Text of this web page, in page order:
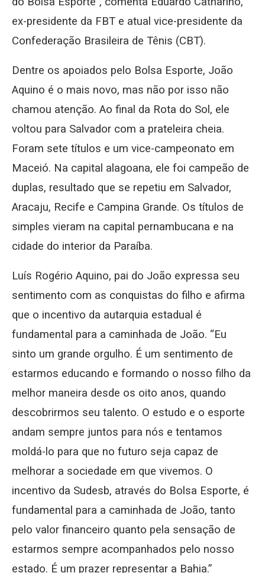
ex-presidente da FBT e atual vice-presidente da
Confederação Brasileira de Tênis (CBT).
Dentre os apoiados pelo Bolsa Esporte, João
Aquino é o mais novo, mas não por isso não
chamou atenção. Ao final da Rota do Sol, ele
voltou para Salvador com a prateleira cheia.
Foram sete títulos e um vice-campeonato em
Maceió. Na capital alagoana, ele foi campeão de
duplas, resultado que se repetiu em Salvador,
Aracaju, Recife e Campina Grande. Os títulos de
simples vieram na capital pernambucana e na
cidade do interior da Paraíba.
Luís Rogério Aquino, pai do João expressa seu
sentimento com as conquistas do filho e afirma
que o incentivo da autarquia estadual é
fundamental para a caminhada de João. “Eu
sinto um grande orgulho. É um sentimento de
estarmos educando e formando o nosso filho da
melhor maneira desde os oito anos, quando
descobrirmos seu talento. O estudo e o esporte
andam sempre juntos para nós e tentamos
moldá-lo para que no futuro seja capaz de
melhorar a sociedade em que vivemos. O
incentivo da Sudesb, através do Bolsa Esporte, é
fundamental para a caminhada de João, tanto
pelo valor financeiro quanto pela sensação de
estarmos sempre acompanhados pelo nosso
estado. É um prazer representar a Bahia.”